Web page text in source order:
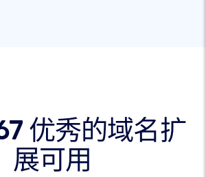
优秀的域名扩
展可用